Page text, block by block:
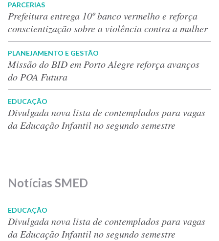
PARCERIAS
Prefeitura entrega 10º banco vermelho e reforça
conscientização sobre a violência contra a mulher
PLANEJAMENTO E GESTÃO
Missão do BID em Porto Alegre reforça avanços
do POA Futura
EDUCAÇÃO
Divulgada nova lista de contemplados para vagas
da Educação Infantil no segundo semestre
Notícias SMED
EDUCAÇÃO
Divulgada nova lista de contemplados para vagas
da Educação Infantil no segundo semestre